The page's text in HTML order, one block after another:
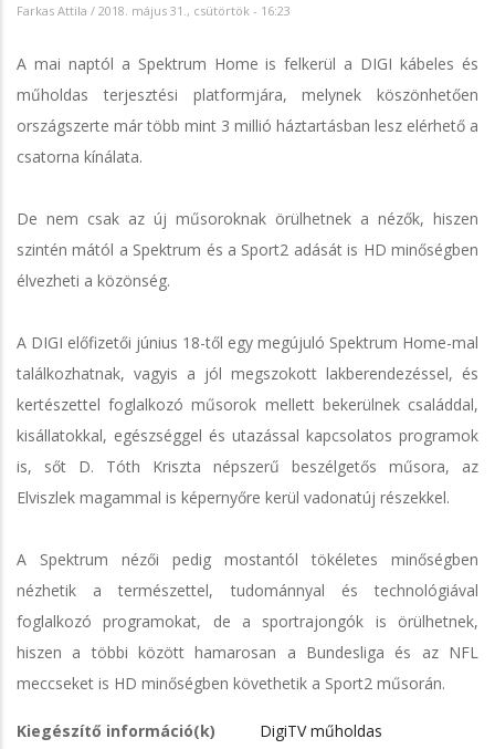
Farkas Attila / 2018. május 31., csütörtök - 16:23
A mai naptól a Spektrum Home is felkerül a DIGI kábeles és
műholdas terjesztési platformjára, melynek köszönhetően
országszerte már több mint 3 millió háztartásban lesz elérhető a
csatorna kínálata.
De nem csak az új műsoroknak örülhetnek a nézők, hiszen
szintén mától a Spektrum és a Sport2 adását is HD minőségben
élvezheti a közönség.
A DIGI előfizetői június 18-től egy megújuló Spektrum Home-mal
találkozhatnak, vagyis a jól megszokott lakberendezéssel, és
kertészettel foglalkozó műsorok mellett bekerülnek családdal,
kisállatokkal, egészséggel és utazással kapcsolatos programok
is, sőt D. Tóth Kriszta népszerű beszélgetős műsora, az
Elviszlek magammal is képernyőre kerül vadonatúj részekkel.
A Spektrum nézői pedig mostantól tökéletes minőségben
nézhetik a természettel, tudománnyal és technológiával
foglalkozó programokat, de a sportrajongók is örülhetnek,
hiszen a többi között hamarosan a Bundesliga és az NFL
meccseket is HD minőségben követhetik a Sport2 műsorán.
Kiegészítő információ(k)
DigiTV műholdas